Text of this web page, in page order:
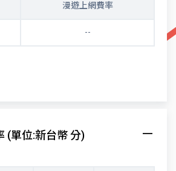
漫遊上網費率
--
(單位:新台幣 分)